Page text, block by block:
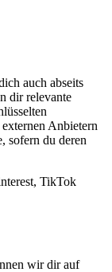
auch abseits
dir relevante
Anbietern
sofern du deren
TikTok
wir dir auf